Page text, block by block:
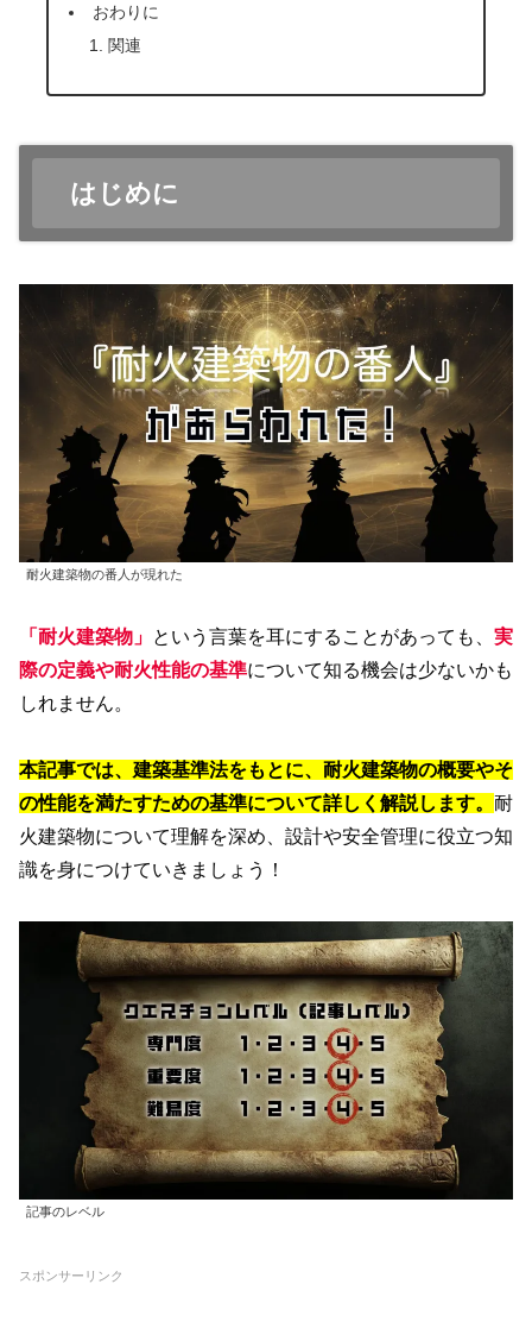
おわりに
関連
はじめに
耐火建築物の番人が現れた
「耐火建築物」 という言葉を耳にすることがあっても、 実
際の定義や耐火性能の基準について知る機会は少ないかも
しれません。
本記事では、建築基準法をもとに、耐火建築物の概要やそ
の性能を満たすための基準について詳しく解説します。 耐
火建築物について理解を深め、設計や安全管理に役立つ知
識を身につけていきましょう！
記事のレベル
スポンサーリンク